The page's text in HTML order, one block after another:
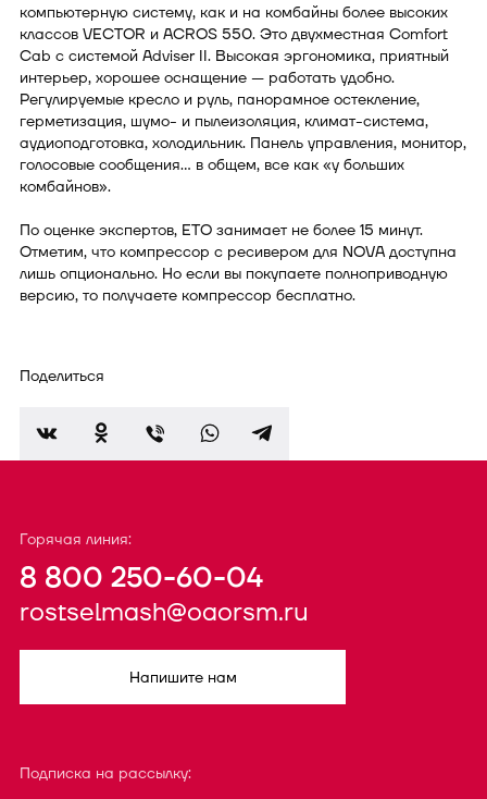
компьютерную систему, как и на комбайны более высоких
классов VECTOR и ACROS 550. Это двухместная Comfort
Cab с системой Adviser II. Высокая эргономика, приятный
интерьер, хорошее оснащение — работать удобно.
Регулируемые кресло и руль, панорамное остекление,
герметизация, шумо- и пылеизоляция, климат-система,
аудиоподготовка, холодильник. Панель управления, монитор,
голосовые сообщения… в общем, все как «у больших
комбайнов».
По оценке экспертов, ЕТО занимает не более 15 минут.
Отметим, что компрессор с ресивером для NOVA доступна
лишь опционально. Но если вы покупаете полноприводную
версию, то получаете компрессор бесплатно.
Поделиться
Горячая линия:
8 800 250-60-04
rostselmash@oaorsm.ru
Напишите нам
Подписка на рассылку: